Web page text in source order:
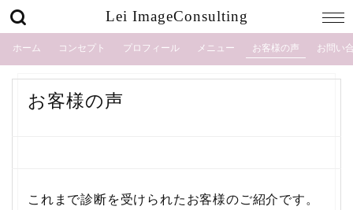
Lei ImageConsulting
ホーム コンセプト プロフィール メニュー お客様の声 お問い
お客様の声
これまで診断を受けられたお客様のご紹介です。